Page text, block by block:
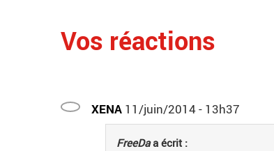
Vos réactions
XENA 11/juin/2014 - 13h37
FreeDaa écrit :